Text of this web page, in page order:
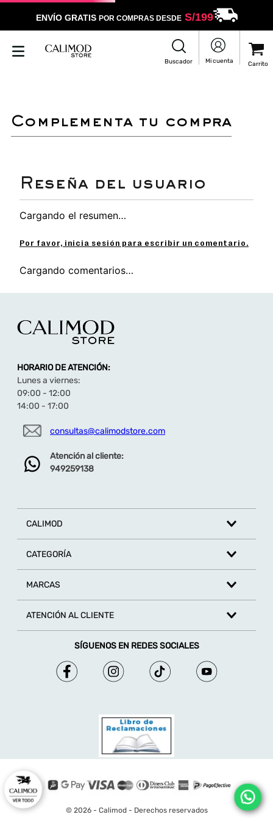
ENVÍO GRATIS POR COMPRAS DESDES/199
complementa tu compra
Cargando el resumen…
Por favor, inicia sesión para escribir un comentario.
Cargando comentarios…
HORARIO DE ATENCIÓN:
Lunes a viernes:
09:00 - 12:00
14:00 - 17:00
consultas@calimodstore.com
Atención al cliente:
949259138
CALIMOD
CATEGORÍA
MARCAS
ATENCIÓN AL CLIENTE
SÍGUENOS EN REDES SOCIALES
© 2026 - Calimod - Derechos reservados